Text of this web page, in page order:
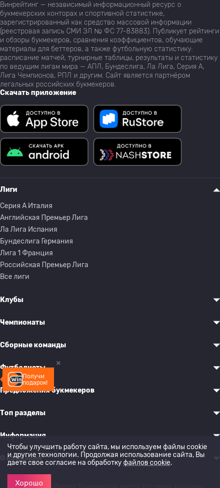
Получи
подарок!
Винрейтинг — независимый информационный ресурс о
букмекерских конторах и спортивной статистике,
зарегистрированный как средство массовой информации
(реестровая запись СМИ ЭЛ № ФС 77-83883). Публикует рейтинги
и обзоры букмекеров, сравнения коэффициентов, обучающие
материалы для беттеров, а также футбольную статистику:
расписание матчей, турнирные таблицы, результаты и статистику
по ведущим лигам мира — АПЛ, Бундеслига, Ла Лига, Серия А,
Лига Чемпионов, РПЛ и другим. Сайт является партнёром
легальных российских букмекеров.
Скачать приложение
Лиги
Серия A Италия
Английская Премьер Лига
Ла Лига Испания
Бундеслига Германия
Лига 1 Франция
Российская Премьер Лига
Все лиги
Клубы
Чемпионаты
Сборные команды
Футболисты
Предложения букмекеров
Топ разделы
Информация
О компании
© 2022-2026 Рейтинг букмекерских контор. Все права защищены.
Чтобы улучшить работу сайта, мы используем файлы cookie
и другие технологии. Продолжая использование сайта, Вы
даете свое согласие на обработкуфайлов cookie.
Хорошо